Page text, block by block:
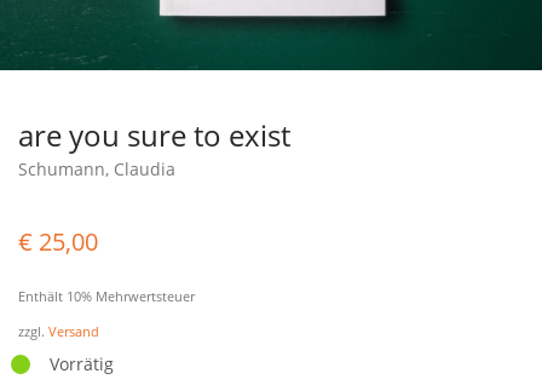
are you sure to exist
Schumann, Claudia
€ 25,00
Enthält 10% Mehrwertsteuer
zzgl. Versand
Vorrätig